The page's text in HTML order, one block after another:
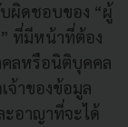
ผิดชอบของ “ผู้
ที่มีหน้าที่ต้อง
ลหรือนิติบุคคล
จ้าของข้อมูล
อาญาที่จะได้